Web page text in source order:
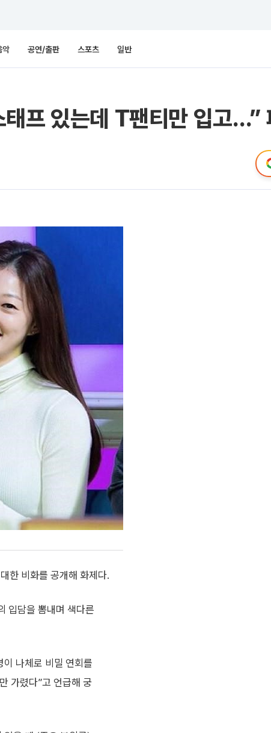
악 공연/출판 스포츠 일반
태프 있는데 T팬티만 입고…”
한 비화를 공개해 화제다.
입담을 뽐내며 색다른
나체로 비밀 연회를
가렸다”고 언급해 궁